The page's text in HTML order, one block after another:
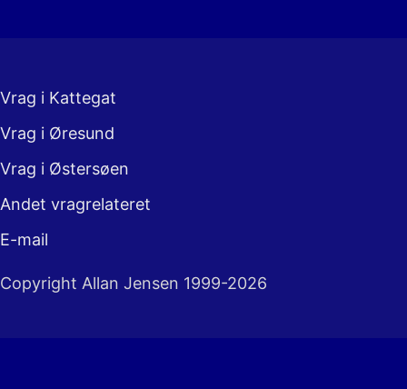
Copyright Allan Jensen 1999-2026
Vrag i Kattegat
Vrag i Øresund
Vrag i Østersøen
Andet vragrelateret
E-mail